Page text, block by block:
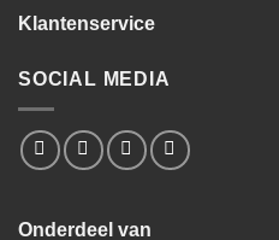
Klantenservice
SOCIAL MEDIA
Onderdeel van